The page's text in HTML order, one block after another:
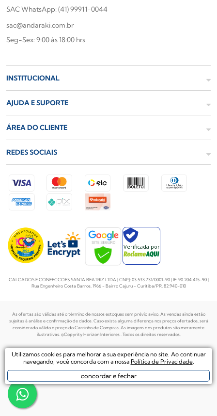
SAC WhatsApp: (41) 99911-0044
sac@andaraki.com.br
Seg-Sex: 9:00 às 18:00 hrs
INSTITUCIONAL
AJUDA E SUPORTE
ÁREA DO CLIENTE
REDES SOCIAIS
Verificada por
CALCADOS E CONFECCOES SANTA BEATRIZ LTDA | CNPJ: 03.533.731/0001-90 | IE: 90.204.415-90 |
Rua Engenheiro Costa Barros, 1966 - Bairro Cajuru - Curitiba/PR, 82.940-010
As ofertas são válidas até o término de nossos estoques sem prévio aviso. As vendas ainda estão
sujeitas à análise e confirmação de dados. Caso exista alguma diferença nos preçosofertados, será
considerado válido o preço do Carrinho de Compras. As imagens dos produtos são meramente
ilustrativas. ©Copyrity Horizon Interiores . Todos os direitos reservados.
Desenvolvido por Plataforma de
Ecommerce by
Utilizamos cookies para melhorar a sua experiência no site. Ao continuar
navegando, você concorda com a nossa Política de Privacidade.
concordar e fechar